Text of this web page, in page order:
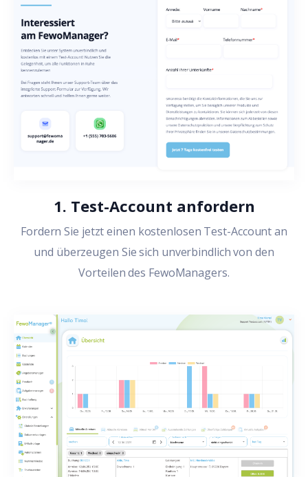
1. Test-Account anfordern
Fordern Sie jetzt einen kostenlosen Test-Account an
und überzeugen Sie sich unverbindlich von den
Vorteilen des FewoManagers.